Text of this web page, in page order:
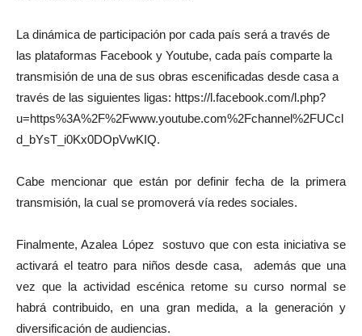
La dinámica de participación por cada país será a través de
las plataformas Facebook y Youtube, cada país comparte la
transmisión de una de sus obras escenificadas desde casa a
través de las siguientes ligas: https://l.facebook.com/l.php?
u=https%3A%2F%2Fwww.youtube.com%2Fchannel%2FUCcl
d_bYsT_i0Kx0DOpVwKIQ.
Cabe mencionar que están por definir fecha de la primera
transmisión, la cual se promoverá vía redes sociales.
Finalmente, Azalea López sostuvo que con esta iniciativa se
activará el teatro para niños desde casa, además que una
vez que la actividad escénica retome su curso normal se
habrá contribuido, en una gran medida, a la generación y
diversificación de audiencias.